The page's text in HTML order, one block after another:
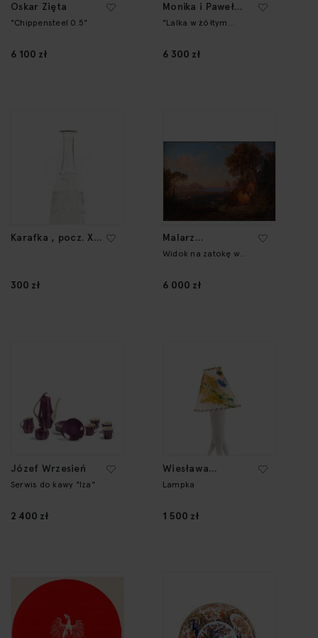
Oskar Zięta
"Chippensteel 0.5"
6 100 zł
Monika i Paweł
Althamer
"Lalka w żółtym
6 300 zł
Karafka , pocz. XX
300 zł
Malarz
zachodnioeuropej
Widok na zatokę w
6 000 zł
Józef Wrzesień
Serwis do kawy "Iza"
2 400 zł
Wiesława
Gołajewska
Lampka
1 500 zł